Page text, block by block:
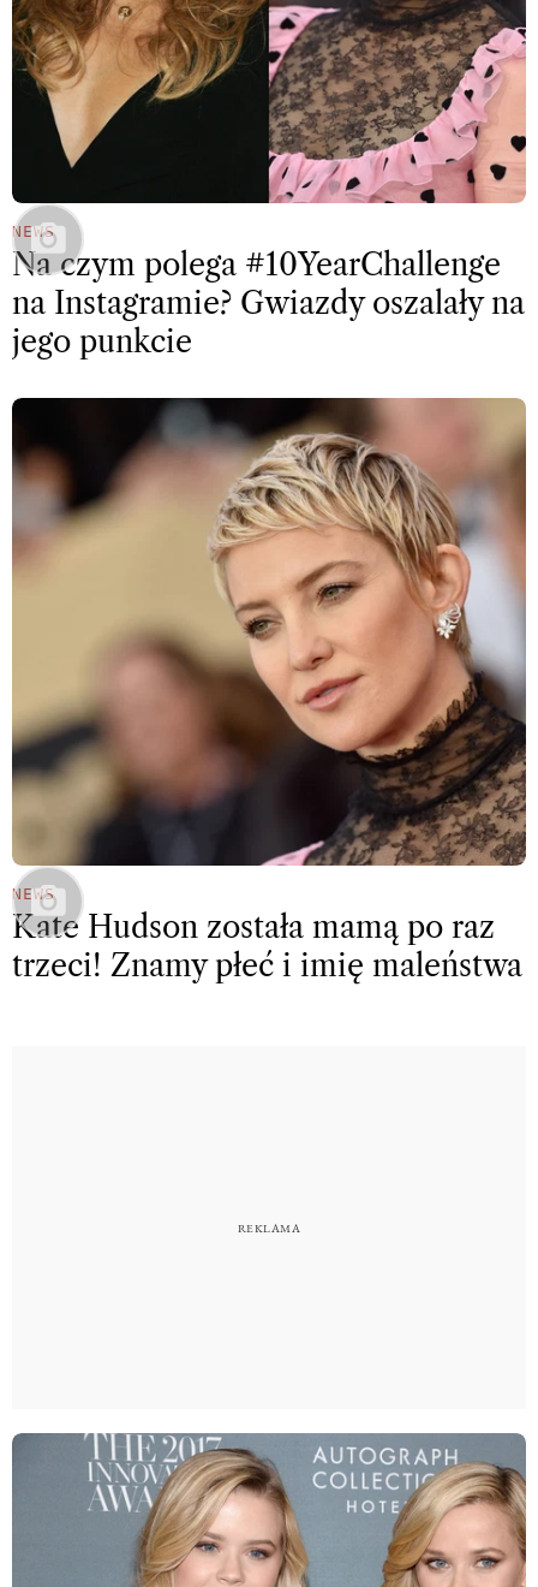
NEWS
Na czym polega #10YearChallenge
na Instagramie? Gwiazdy oszalały na
jego punkcie
NEWS
Kate Hudson została mamą po raz
trzeci! Znamy płeć i imię maleństwa